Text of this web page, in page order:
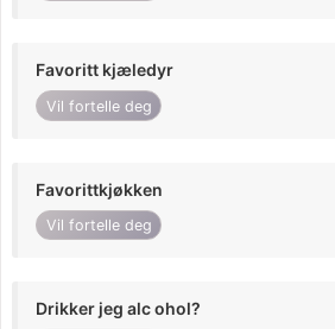
Favoritt kjæledyr
Vil fortelle deg
Favorittkjøkken
Vil fortelle deg
Drikker jeg alc ohol?